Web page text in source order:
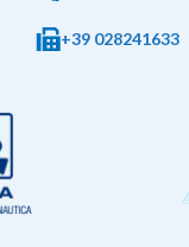
+39 028241633